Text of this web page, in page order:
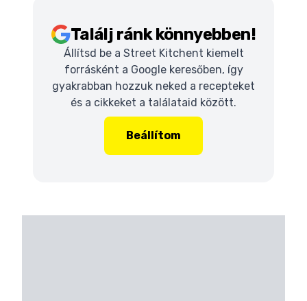
Találj ránk könnyebben!
Állítsd be a Street Kitchent kiemelt
forrásként a Google keresőben, így
gyakrabban hozzuk neked a recepteket
és a cikkeket a találataid között.
Beállítom